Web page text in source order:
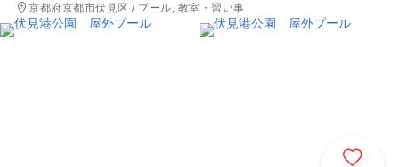
京都府京都市伏見区 / プール, 教室・習い事